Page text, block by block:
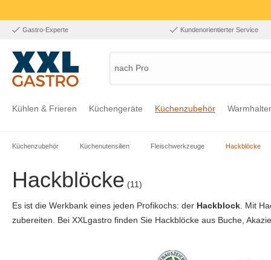
Gastro-Experte Kundenorientierter Service
nach Produk
Kühlen & Frieren Küchengeräte Küchenzubehör
Küchenzubehör Küchenutensilien Fleischwerkzeuge Hackblöcke
Hackblöcke (11)
Es ist die Werkbank eines jeden Profikochs: der Hackblock . Mit
zubereiten. Bei XXLgastro finden Sie Hackblöcke aus Buche,